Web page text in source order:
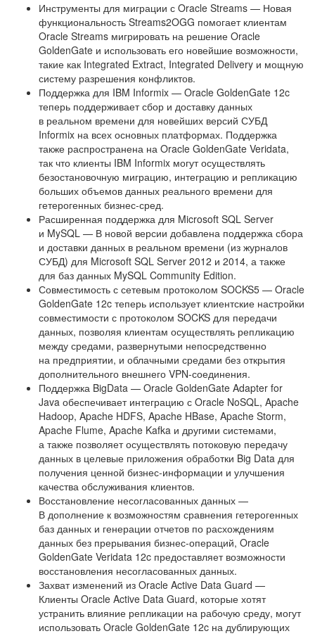
Инструменты для миграции с Oracle Streams — Новая
функциональность Streams2OGG помогает клиентам
Oracle Streams мигрировать на решение Oracle
GoldenGate и использовать его новейшие возможности,
такие как Integrated Extract, Integrated Delivery и мощную
систему разрешения конфликтов.
Поддержка для IBM Informix — Oracle GoldenGate 12c
теперь поддерживает сбор и доставку данных
в реальном времени для новейших версий СУБД
Informix на всех основных платформах. Поддержка
также распространена на Oracle GoldenGate Veridata,
так что клиенты IBM Informix могут осуществлять
безостановочную миграцию, интеграцию и репликацию
больших объемов данных реального времени для
гетерогенных бизнес-сред.
Расширенная поддержка для Microsoft SQL Server
и MySQL — В новой версии добавлена поддержка сбора
и доставки данных в реальном времени (из журналов
СУБД) для Microsoft SQL Server 2012 и 2014, а также
для баз данных MySQL Community Edition.
Совместимость с сетевым протоколом SOCKS5 — Oracle
GoldenGate 12c теперь использует клиентские настройки
совместимости с протоколом SOCKS для передачи
данных, позволяя клиентам осуществлять репликацию
между средами, развернутыми непосредственно
на предприятии, и облачными средами без открытия
дополнительного внешнего VPN-соединения.
Поддержка BigData — Oracle GoldenGate Adapter for
Java обеспечивает интеграцию с Oracle NoSQL, Apache
Hadoop, Apache HDFS, Apache HBase, Apache Storm,
Apache Flume, Apache Kafka и другими системами,
а также позволяет осуществлять потоковую передачу
данных в целевые приложения обработки Big Data для
получения ценной бизнес-информации и улучшения
качества обслуживания клиентов.
Восстановление несогласованных данных —
В дополнение к возможностям сравнения гетерогенных
баз данных и генерации отчетов по расхождениям
данных без прерывания бизнес-операций, Oracle
GoldenGate Veridata 12c предоставляет возможности
восстановления несогласованных данных.
Захват изменений из Oracle Active Data Guard —
Клиенты Oracle Active Data Guard, которые хотят
устранить влияние репликации на рабочую среду, могут
использовать Oracle GoldenGate 12c на дублирующих